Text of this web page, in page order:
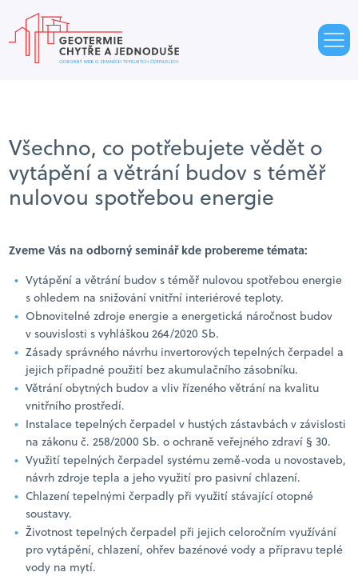
Všechno, co potřebujete vědět o
vytápění a větrání budov s téměř
nulovou spotřebou energie
Zveme Vás na odborný seminář kde probereme témata:
Vytápění a větrání budov s téměř nulovou spotřebou energie
s ohledem na snižování vnitřní interiérové teploty.
Obnovitelné zdroje energie a energetická náročnost budov
v souvislosti s vyhláškou 264/2020 Sb.
Zásady správného návrhu invertorových tepelných čerpadel a
jejich případné použití bez akumulačního zásobníku.
Větrání obytných budov a vliv řízeného větrání na kvalitu
vnitřního prostředí.
Instalace tepelných čerpadel v hustých zástavbách v závislosti
na zákonu č. 258/2000 Sb. o ochraně veřejného zdraví § 30.
Využití tepelných čerpadel systému země-voda u novostaveb,
návrh zdroje tepla a jeho využití pro pasivní chlazení.
Chlazení tepelnými čerpadly při využití stávající otopné
soustavy.
Životnost tepelných čerpadel při jejich celoročním využívání
pro vytápění, chlazení, ohřev bazénové vody a přípravu teplé
vody na mytí.